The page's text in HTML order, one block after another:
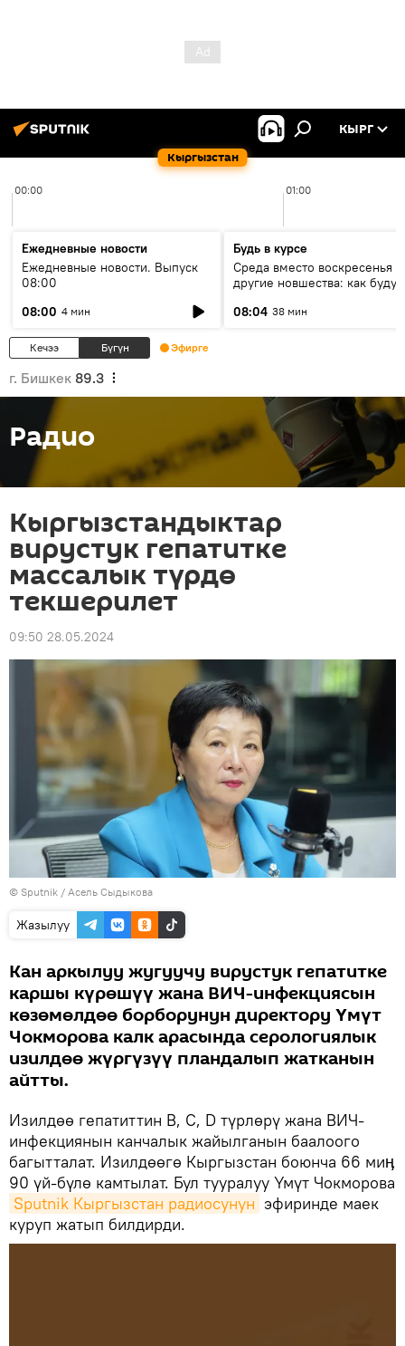
Кыргызстан
КЫРГ
00:00 01:00
Ежедневные новости
Ежедневные новости. Выпуск
08:00
08:00 4 мин
Будь в курсе
Среда вместо воскресенья и
другие новшества: как будут
08:04 38 мин
Кечээ Бүгүн Эфирге
г. Бишкек 89.3
Радио
Кыргызстандыктар
вирустук гепатитке
массалык түрдө
текшерилет
09:50 28.05.2024
© Sputnik / Асель Сыдыкова
Жазылуу
Кан аркылуу жугуучу вирустук гепатитке
каршы күрөшүү жана ВИЧ-инфекциясын
көзөмөлдөө борборунун директору Үмүт
Чокморова калк арасында серологиялык
изилдөө жүргүзүү пландалып жатканын
айтты.
Изилдөө гепатиттин В, С, D түрлөрү жана ВИЧ-
инфекциянын канчалык жайылганын баалоого
багытталат. Изилдөөгө Кыргызстан боюнча 66 миӊ
90 үй-бүлө камтылат. Бул тууралуу Үмүт Чокморова
Sputnik Кыргызстан радиосунун эфиринде маек
куруп жатып билдирди.